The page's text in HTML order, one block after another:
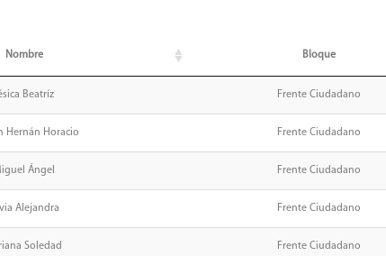
Nombre Bloque
Beatríz Frente Ciudadano
Hernán Horacio Frente Ciudadano
Ángel Frente Ciudadano
Alejandra Frente Ciudadano
Soledad Frente Ciudadano